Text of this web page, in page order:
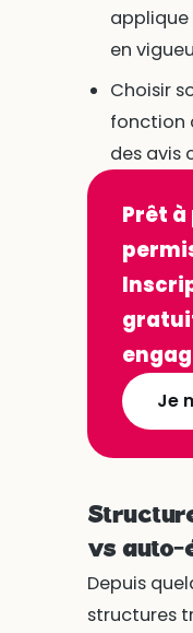
en
Choisir
fonction
des avis
Prêt
Je
vs auto-
Depuis
structures